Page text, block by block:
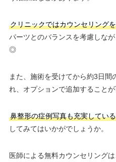
クリニックではカウンセリング
パーツとのバランスを考慮しな
◎
また、施術を受けてから約3日間
れ、オプションで追加することが
鼻整形の症例写真も充実している
してみてはいかがでしょうか。
医師による無料カウンセリング